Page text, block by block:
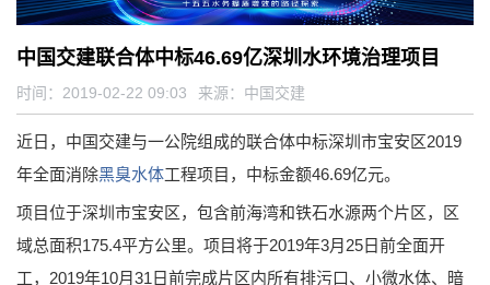
中国交建联合体中标46.69亿深圳水环境治理项目
时间：2019-02-22 09:03 来源： 中国交建
近日，中国交建与一公院组成的联合体中标深圳市宝安区2019
年全面消除黑臭水体工程项目，中标金额46.69亿元。
项目位于深圳市宝安区，包含前海湾和铁石水源两个片区，区
域总面积175.4平方公里。项目将于2019年3月25日前全面开
工，2019年10月31日前完成片区内所有排污口、小微水体、暗